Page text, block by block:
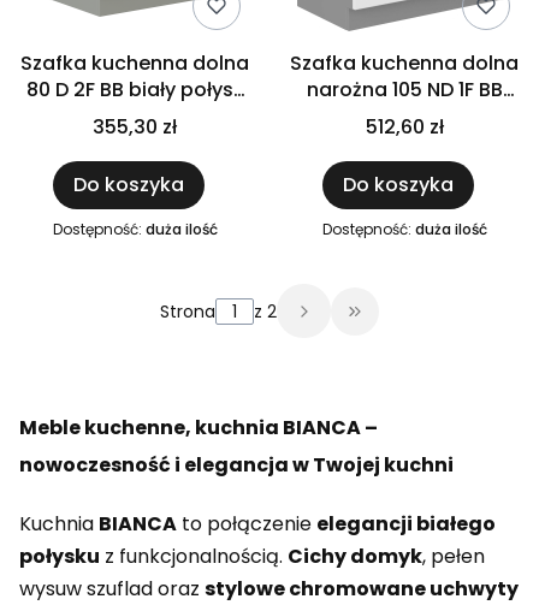
Szafka kuchenna dolna
80 D 2F BB biały połysk
IGA BIANCA
355,30 zł
Do koszyka
Dostępność: duża ilość
Szafka kuchenna dolna
narożna 105 ND 1F BB
biały połysk IGA BIANCA
512,60 zł
Do koszyka
Dostępność: duża ilość
Strona z 2 Przejdź do
Meble kuchenne, kuchnia BIANCA –
nowoczesność i elegancja w Twojej kuchni
Kuchnia BIANCA to połączenie elegancji białego
połysku z funkcjonalnością. Cichy domyk, pełen
wysuw szuflad oraz stylowe chromowane uchwyty